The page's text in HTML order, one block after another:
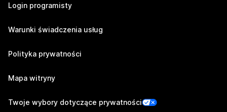
Login programisty
Warunki świadczenia usług
Polityka prywatności
Mapa witryny
Twoje wybory dotyczące prywatności